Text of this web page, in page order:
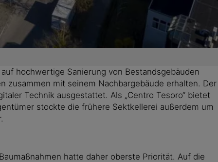
hochwertige Sanierung von Bestandsgebäuden
zusammen mit seinem Nachbargebäude erhalten. Der
Technik ausgestattet. Als „Centro Tesoro“ bietet
stockte die frühere Sektkellerei außerdem um
hatte daher oberste Priorität. Auf die